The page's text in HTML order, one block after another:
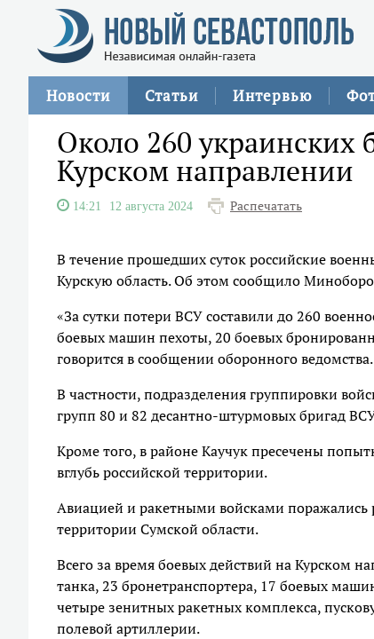
Новости Статьи Интервью
Около 260 украинских
Курском направлении
14:21 12 августа 2024 Распечатать
В течение прошедших суток российские
Курскую область. Об этом сообщило
«За сутки потери ВСУ составили до 260
боевых машин пехоты, 20 боевых
говорится в сообщении оборонного ведомства.
В частности, подразделения группировки
групп 80 и 82 десантно-штурмовых бригад
Кроме того, в районе Каучук пресечены
вглубь российской территории.
Авиацией и ракетными войсками
территории Сумской области.
Всего за время боевых действий на Курском
танка, 23 бронетранспортера, 17 боевых
четыре зенитных ракетных комплекса,
полевой артиллерии.